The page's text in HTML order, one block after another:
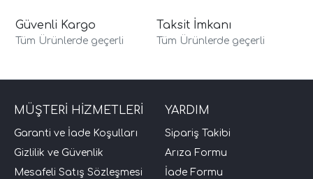
Güvenli Kargo
Tüm Ürünlerde geçerli
Taksit İmkanı
Tüm Ürünlerde geçerli
MÜŞTERİ HİZMETLERİ
Garanti ve İade Koşulları
Gizlilik ve Güvenlik
Mesafeli Satış Sözleşmesi
YARDIM
Sipariş Takibi
Arıza Formu
İade Formu